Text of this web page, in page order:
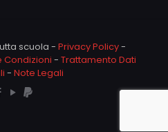
scuola - Privacy Policy-
Condizioni - Trattamento Dati
- Note Legali